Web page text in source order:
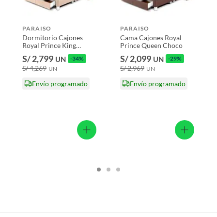
tecnología, línea blanca, colchones, muebles, bicicletas y
con señales de uso, sin empaques, etiquetas o sellos.
PARAISO
Dormitorio Cajones
Royal Prince King
S/ 2,799 UN -34%
S/ 4,269 UN
Envío programado
PARAISO
Cama Cajones Royal
Prince Queen Choco
S/ 2,099 UN -29%
S/ 2,969 UN
Envío programado